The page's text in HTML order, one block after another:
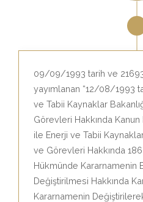
09/09/1993 tarih ve 21693
yayımlanan “12/08/1993
ve Tabii Kaynaklar
Görevleri Hakkında
ile Enerji ve Tabii
ve Görevleri Hakkında 186
Hükmünde Kararnamenin
Değiştirilmesi Hakkında
Kararnamenin